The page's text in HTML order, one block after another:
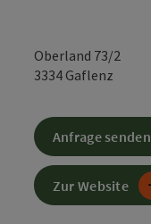
Oberland 73/2
3334 Gaflenz
Anfrage senden
Zur Website